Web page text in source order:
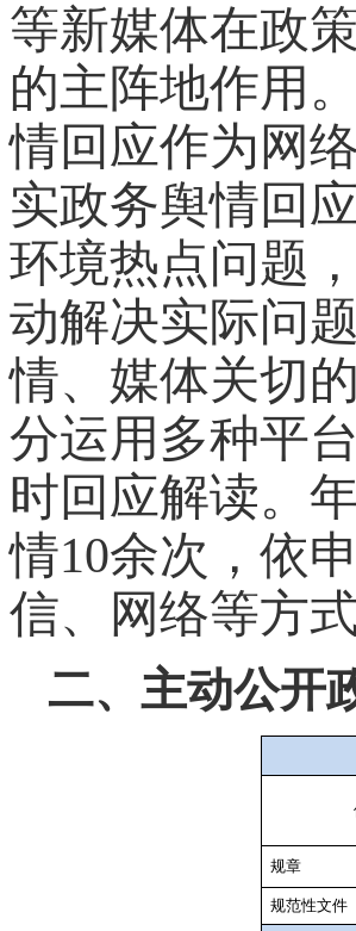
等新媒体在政
的主阵地作用
情回应作为网
实政务舆情回
环境热点问题 ，
动解决实际问题
情、媒体关切
分运用多种平
时回应解读。
情10余次 ， 依
信、
网络等方
二、主动公开
规章
规范性文件